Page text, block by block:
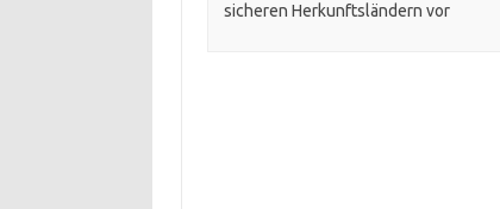
sicheren Herkunftsländern vor